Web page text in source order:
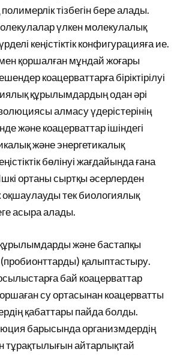
тізбегін бере алады.
үлкен молекулалық
кеңістіктік конфигурацияға ие.
қоршалған мұндай жоғары
коацерваттарға біріктірілуі
құрылымдардың одан әрі
алмасу үдерістерінің
және коацерваттар ішіндегі
және энергетикалық
бөлінуі жағдайында ғана
ортаны сыртқы әсерлерден
оқшаулауды тек биологиялық
асыра алады.
және бастапқы
қалыптастыру.
бай коацерваттар
су ортасынан коацерватты
қабаттары пайда болды.
барысында организмдердің
тұрақтылығын айтарлықтай